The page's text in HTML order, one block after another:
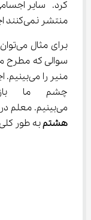
کرد.  سایر
منتشر نمی‌کنند اجسام غیر منیر نامیده می‌شوند.
می‌بینیم. معلم در هنگام
هشتم به طور کلی